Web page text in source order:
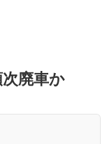
廃車か